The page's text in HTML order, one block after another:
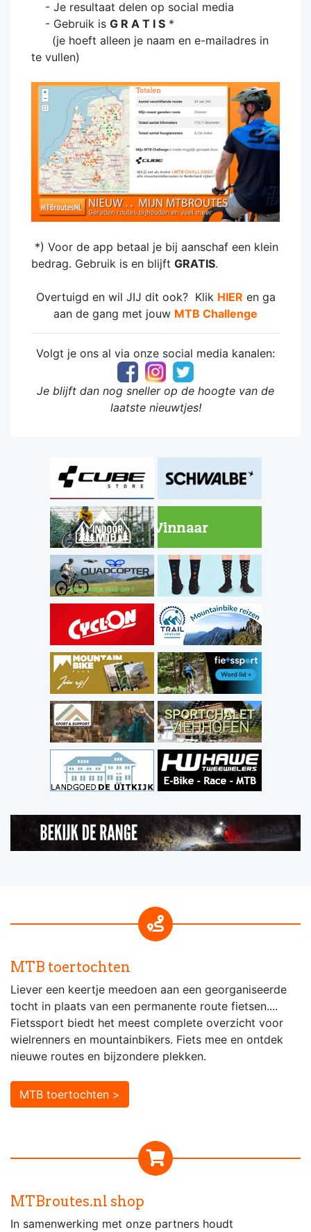
- Je resultaat delen op social media
- Gebruik is G R A T I S *
(je hoeft alleen je naam en e-mailadres in
te vullen)
*) Voor de app betaal je bij aanschaf een klein
bedrag. Gebruik is en blijft GRATIS.
Overtuigd en wil JIJ dit ook? Klik HIER en ga
aan de gang met jouw MTB Challenge
Volgt je ons al via onze social media kanalen:
Je blijft dan nog sneller op de hoogte van de
laatste nieuwtjes!
MTB toertochten
Liever een keertje meedoen aan een georganiseerde
tocht in plaats van een permanente route fietsen....
Fietssport biedt het meest complete overzicht voor
wielrenners en mountainbikers. Fiets mee en ontdek
nieuwe routes en bijzondere plekken.
MTB toertochten >
MTBroutes.nl shop
In samenwerking met onze partners houdt